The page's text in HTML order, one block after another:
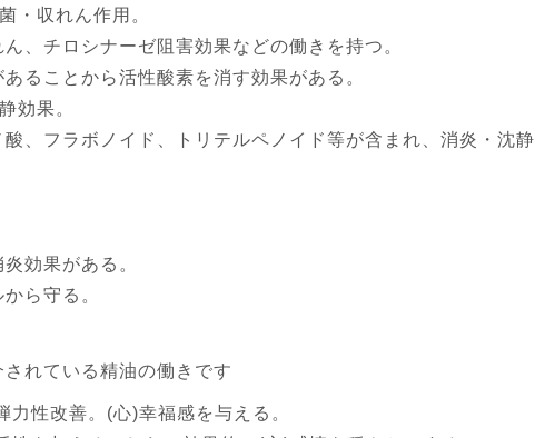
・収れん作用。
、チロシナーゼ阻害効果などの働きを持つ。
ることから活性酸素を消す効果がある。
効果。
、フラボノイド、トリテルペノイド等が含まれ、消炎・沈静
効果がある。
ら守る。
れている精油の働きです
性改善。(心)幸福感を与える。